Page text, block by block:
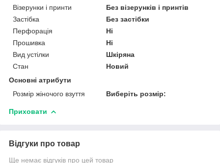
Візерунки і принти
Без візерунків і принтів
Застібка
Без застібки
Перфорація
Ні
Прошивка
Ні
Вид устілки
Шкіряна
Стан
Новий
Основні атрибути
Розмір жіночого взуття
Виберіть розмір:
Приховати
Відгуки про товар
Ще немає відгуків про цей товар